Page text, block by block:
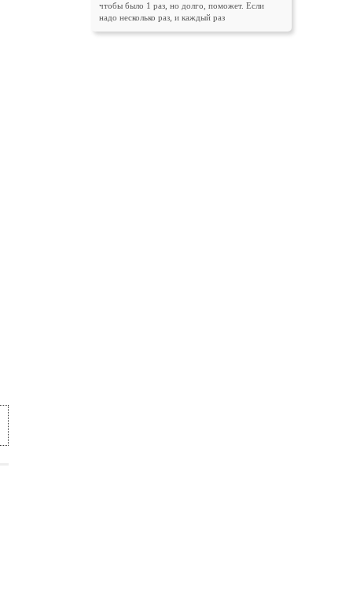
чтобы было 1 раз, но долго, поможет. Если
надо несколько раз, и каждый раз